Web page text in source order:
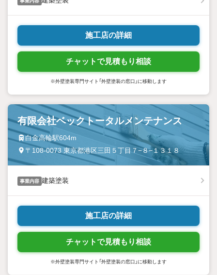
施工店の詳細
チャットで見積もり相談
※外壁塗装専門サイト「外壁塗装の窓口」に移動します
有限会社ベックトータルメンテナンス
白金高輪駅604m
〒108-0073 東京都港区三田５丁目７−８−１３１８
事業内容 建築塗装
施工店の詳細
チャットで見積もり相談
※外壁塗装専門サイト「外壁塗装の窓口」に移動します